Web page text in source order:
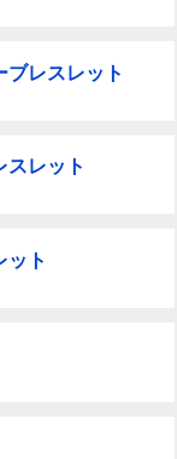
ブレスレット
スレット
ット